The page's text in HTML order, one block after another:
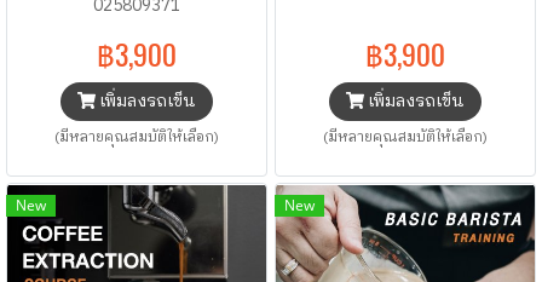
฿3,900
เพิ่มลงรถเข็น
(มีหลายคุณสมบัติให้เลือก)
฿3,900
เพิ่มลงรถเข็น
(มีหลายคุณสมบัติให้เลือก)
New New